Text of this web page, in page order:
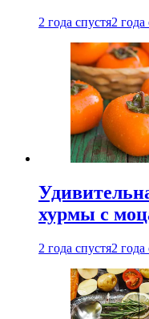
2 года спустя2 года
хурмы с
2 года спустя2 года